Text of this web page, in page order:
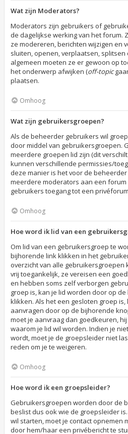
Wat zijn Moderators?
Moderators zijn gebruikers of
de dagelijkse werking van het forum.
ze modereren, berichten wijzigen en
sluiten, openen, verplaatsen, splitsen
algemeen moeten ze er gewoon op
het onderwerp afwijken (off-topic
plaatsen.
Omhoog
Wat zijn gebruikersgroepen?
Als de beheerder gebruikers wil
door middel van gebruikersgroepen.
meerdere groepen lid zijn (dit
kunnen verschillende permissies/
deze manier is het voor de
meerdere moderators aan een
gebruikers toegang tot een
Omhoog
Hoe word ik lid van een
Om lid van een gebruikersgroep te
bijhorende link klikken in het
overzicht van alle gebruikersgroepen
vrij toegankelijk, ze vereisen een
en hebben soms zelf verborgen
groep is, kan je lid worden door op
klikken. Als het een gesloten groep
aanvragen door op de bijhorende
moet je aanvraag dan goedkeuren,
waarom je lid wil worden. Indien je
wordt, moet je de groepsleider niet
reden om je te weigeren.
Omhoog
Hoe word ik een groepsleider?
Gebruikersgroepen worden door de
beslist dus ook wie de groepsleider
wil starten, moet je contact opnemen
door hem/haar een privébericht te